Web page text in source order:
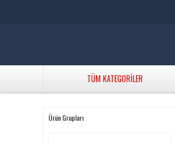
TÜM KATEGORİLER
Ürün Grupları